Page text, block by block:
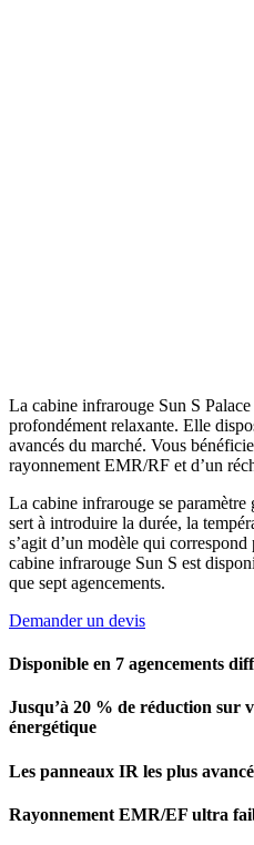
La cabine infrarouge Sun S
profondément relaxante. Elle
avancés du marché. Vous
rayonnement EMR/RF et d’un
La cabine infrarouge se
sert à introduire la durée, la
s’agit d’un modèle qui
cabine infrarouge Sun S est
que sept agencements.
Demander un devis
Disponible en 7 agencements
Jusqu’à 20 % de réduction sur
énergétique
Les panneaux IR les plus
Rayonnement EMR/EF ultra